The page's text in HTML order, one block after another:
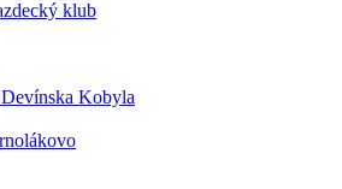
klub
Kobyla